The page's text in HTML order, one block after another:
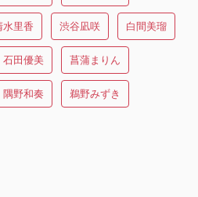
水里香 渋谷凪咲 白間美瑠
石田優美 菖蒲まりん
隅野和奏 鵜野みずき